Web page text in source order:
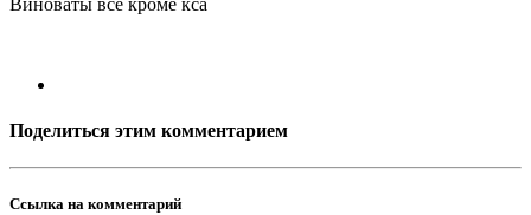
Поделиться этим комментарием
Ссылка на комментарий